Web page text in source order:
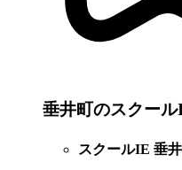
垂井町のスクール
スクールIE 垂